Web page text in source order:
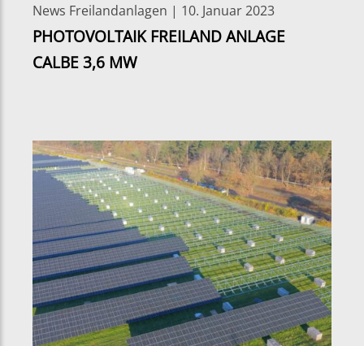
News Freilandanlagen | 10. Januar 2023
PHOTOVOLTAIK FREILAND ANLAGE
CALBE 3,6 MW